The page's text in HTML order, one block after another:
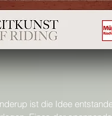
ist die Idee